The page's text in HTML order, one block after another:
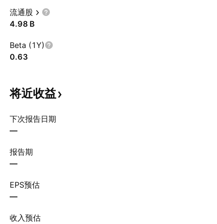
流通股
‪4.98 B‬
Beta (1Y)
0.63
将近收益
下次报告日期
—
报告期
—
EPS预估
—
收入预估